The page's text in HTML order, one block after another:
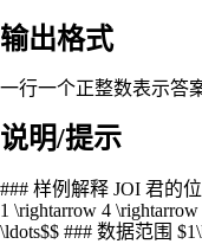
输出格式
一行一个正整数表示答案
说明/提示
### 样例解释 JOI 君的
1 \rightarrow 4
\ldots$$ ### 数据范围